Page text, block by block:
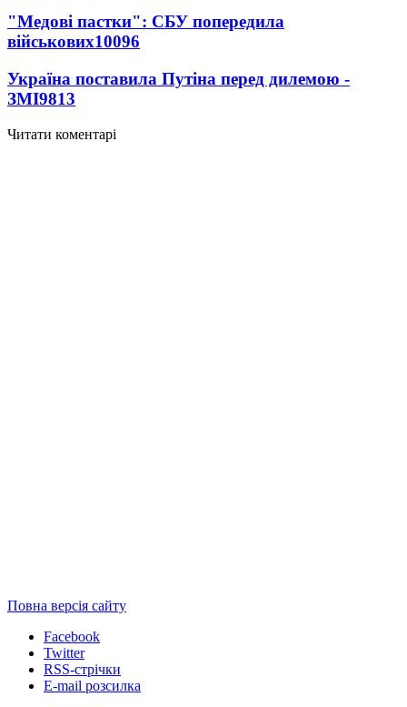
"Медові пастки": СБУ попередила
військових10096
Україна поставила Путіна перед дилемою -
ЗМІ9813
Читати коментарі
Повна версія сайту
Facebook
Twitter
RSS-стрічки
E-mail розсилка